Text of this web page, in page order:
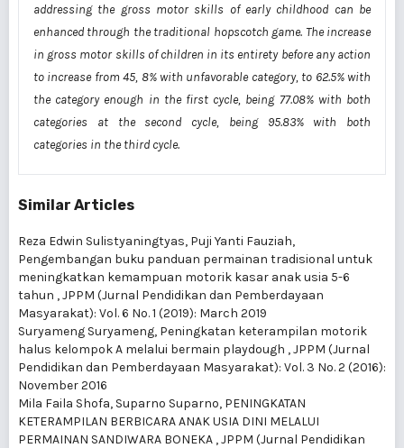
addressing the gross motor skills of early childhood can be
enhanced through the traditional hopscotch game. The increase
in gross motor skills of children in its entirety before any action
to increase from 45, 8% with unfavorable category, to 62.5% with
the category enough in the first cycle, being 77.08% with both
categories at the second cycle, being 95.83% with both
categories in the third cycle.
Similar Articles
Reza Edwin Sulistyaningtyas, Puji Yanti Fauziah,
Pengembangan buku panduan permainan tradisional untuk
meningkatkan kemampuan motorik kasar anak usia 5-6
tahun ,JPPM (Jurnal Pendidikan dan Pemberdayaan
Masyarakat): Vol. 6 No. 1 (2019): March 2019
Suryameng Suryameng, Peningkatan keterampilan motorik
halus kelompok A melalui bermain playdough ,JPPM (Jurnal
Pendidikan dan Pemberdayaan Masyarakat): Vol. 3 No. 2 (2016):
November 2016
Mila Faila Shofa, Suparno Suparno, PENINGKATAN
KETERAMPILAN BERBICARA ANAK USIA DINI MELALUI
PERMAINAN SANDIWARA BONEKA ,JPPM (Jurnal Pendidikan